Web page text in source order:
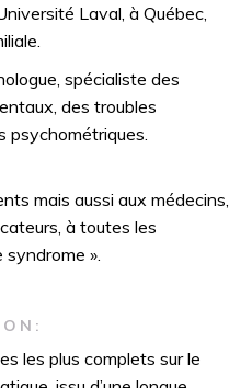
Laval, à Québec,
spécialiste des
des troubles
psychométriques.
mais aussi aux médecins,
à toutes les
».
les plus complets sur le